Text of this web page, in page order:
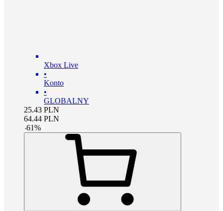
Xbox Live
•
Konto
•
GLOBALNY
25.43 PLN
64.44 PLN
-61%